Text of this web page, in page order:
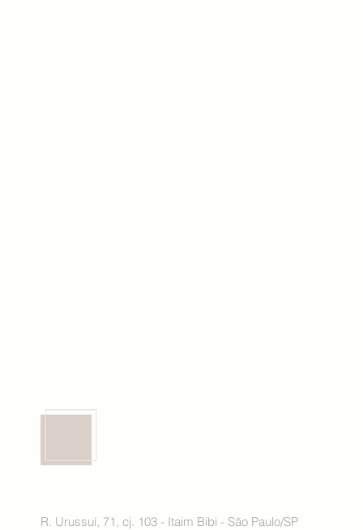
R. Urussuí, 71, cj. 103 - Itaim Bibi - São Paulo/SP